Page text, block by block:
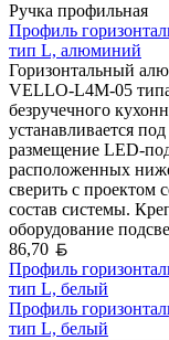
Ручка профильная
Профиль
тип L, алюминий
Горизонтальный
VELLO-L4M-05 типа
безручечного
устанавливается
размещение LED-
расположенных
сверить с проектом
состав системы.
оборудование
86,70
Профиль
тип L, белый
Профиль
тип L, белый